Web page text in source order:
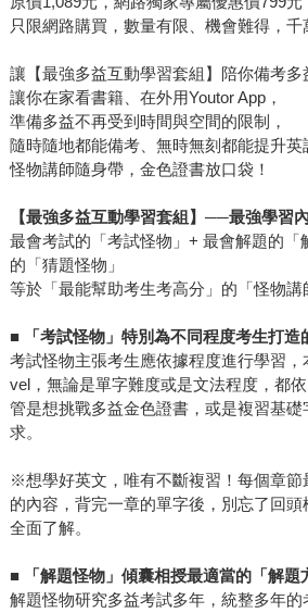
只限網路購買，數量有限、機會難得，千
讓【最強多益互動學習套組】陪你備考多
讓你在家看書籍、在外用Youtor App，
準備多益不再受到時間與空間的限制，
隨時隨地都能備考、無時無刻都能提升英
怪物講師隨身帶，金色證書放口袋！
【最強多益互動學習套組】──最強學習
最會考試的「考試怪物」+ 最會解題的「
的「猜題怪物」
等於「最能幫助考生考高分」的「怪物講
■
「考試怪物」特別為不同程度考生打造
考試怪物主張考生應依據程度進行學習
vel，無論是單字難度或是文法程度，都
管是想挑戰多益金色證書，或是複習基
求。
※想學好英文，唯有不斷複習！每個章節
的內容，背完一章的單字後，別忘了回頭
全面了解。
■
「解題怪物」傾囊相授最適當的「解題
解題怪物研究多益考試多年，統整多年